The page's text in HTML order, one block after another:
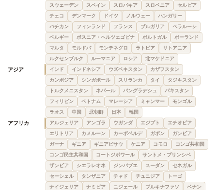
スウェーデン
スペイン スロバキア スロベニア
セルビア
チェコ
デンマーク ドイツ ノルウェー
ハンガリー
バチカン
フィンランド フランス ブルガリア
ベラルーシ
ベルギー
ボスニア・ヘルツェゴビナ ポルトガル
ポーランド
マルタ
モルドバ モンテネグロ ラトビア
リトアニア
ルクセンブルク
ルーマニア ロシア 北マケドニア
アジア インド インドネシア ウズベキスタン
カザフスタン
カンボジア
シンガポール スリランカ タイ
タジキスタン
トルクメニスタン
ネパール バングラデシュ
パキスタン
フィリピン
ベトナム マレーシア ミャンマー
モンゴル
ラオス
中国 北朝鮮 日本 韓国
アフリカ アルジェリア アンゴラ ウガンダ エジプト
エチオピア
エリトリア
カメルーン カーボベルデ ガボン
ガンビア
ガーナ
ギニア ギニアビサウ ケニア コモロ
コンゴ共和国
コンゴ民主共和国
コートジボワール
サントメ・プリンシペ
ザンビア
シエラレオネ ジンバブエ スーダン
セネガル
セーシェル
タンザニア チャド チュニジア
トーゴ
ナイジェリア
ナミビア ニジェール ブルキナファソ
ベナン